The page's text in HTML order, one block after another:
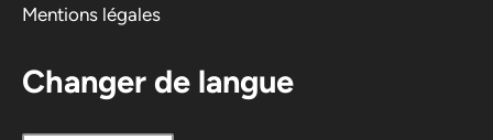
:Mentions légales
Changer de langue